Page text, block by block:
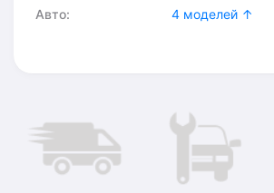
Авто: 4 моделей ↑